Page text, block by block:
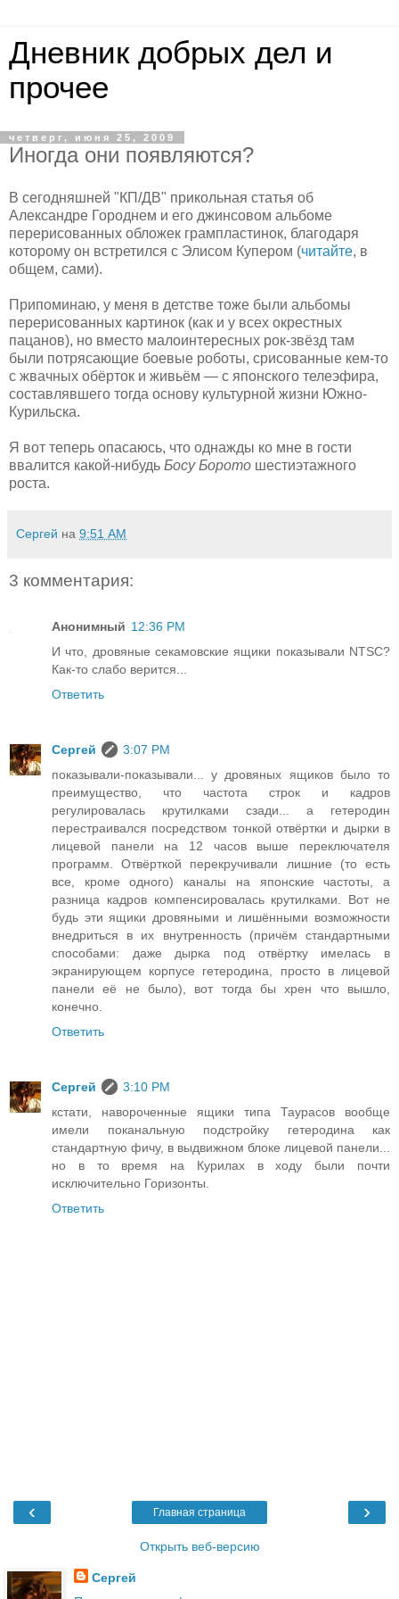
Дневник добрых дел и
прочее
четверг, июня 25, 2009
Иногда они появляются?
В сегодняшней "КП/ДВ" прикольная статья об
Александре Городнем и его джинсовом альбоме
перерисованных обложек грампластинок, благодаря
которому он встретился с Элисом Купером (читайте, в
общем, сами).
Припоминаю, у меня в детстве тоже были альбомы
перерисованных картинок (как и у всех окрестных
пацанов), но вместо малоинтересных рок-звёзд там
были потрясающие боевые роботы, срисованные кем-то
с жвачных обёрток и живьём — с японского телеэфира,
составлявшего тогда основу культурной жизни Южно-
Курильска.
Я вот теперь опасаюсь, что однажды ко мне в гости
ввалится какой-нибудь Босу Борото шестиэтажного
роста.
Сергей на 9:51 AM
3 комментария:
Анонимный 12:36 PM
И что, дровяные секамовские ящики показывали NTSC?
Как-то слабо верится...
Ответить
Сергей
3:07 PM
показывали-показывали... у дровяных ящиков было то
преимущество, что частота строк и кадров
регулировалась крутилками сзади... а гетеродин
перестраивался посредством тонкой отвёртки и дырки в
лицевой панели на 12 часов выше переключателя
программ. Отвёрткой перекручивали лишние (то есть
все, кроме одного) каналы на японские частоты, а
разница кадров компенсировалась крутилками. Вот не
будь эти ящики дровяными и лишёнными возможности
внедриться в их внутренность (причём стандартными
способами: даже дырка под отвёртку имелась в
экранирующем корпусе гетеродина, просто в лицевой
панели её не было), вот тогда бы хрен что вышло,
конечно.
Ответить
Сергей
3:10 PM
кстати, навороченные ящики типа Таурасов вообще
имели поканальную подстройку гетеродина как
стандартную фичу, в выдвижном блоке лицевой панели...
но в то время на Курилах в ходу были почти
исключительно Горизонты.
Ответить
‹ ›
Главная страница
Открыть веб-версию
Сергей